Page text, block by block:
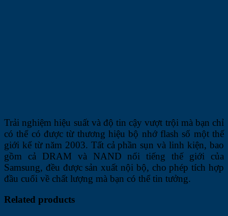
Trải nghiệm hiệu suất và độ tin cậy vượt trội mà bạn chỉ
có thể có được từ thương hiệu bộ nhớ flash số một thế
giới kể từ năm 2003. Tất cả phần sụn và linh kiện, bao
gồm cả DRAM và NAND nổi tiếng thế giới của
Samsung, đều được sản xuất nội bộ, cho phép tích hợp
đầu cuối về chất lượng mà bạn có thể tin tưởng.
Related products